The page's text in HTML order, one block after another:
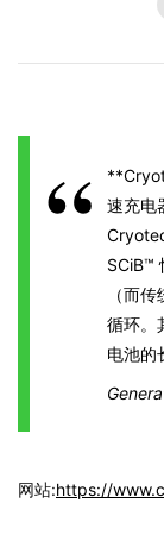
速充电
SCiB™
（而
循环。
电池的
网站:https://